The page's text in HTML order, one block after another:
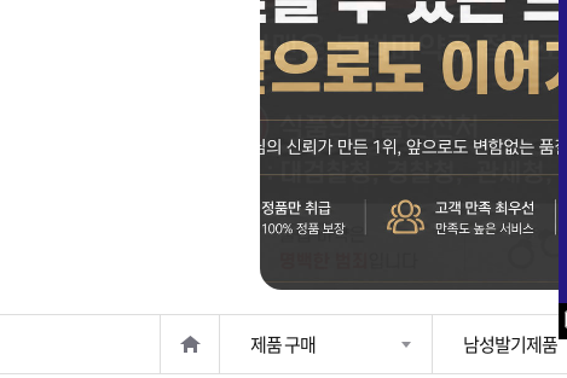
제품 구매 남성발기제품